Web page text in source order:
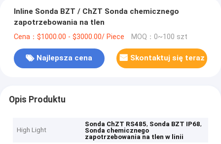
Inline Sonda BZT / ChZT Sonda chemicznego
zapotrzebowania na tlen
Cena：$1000.00 - $3000.00/ Piece MOQ：0~100 szt
Najlepsza cena Skontaktuj się teraz
Opis Produktu
High Light
Sonda ChZT RS485, Sonda BZT IP68,
Sonda chemicznego
zapotrzebowania na tlen w linii